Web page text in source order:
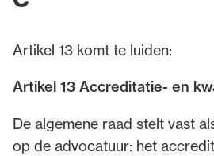
Artikel 13 komt te luiden:
Artikel 13 Accreditatie- en
De algemene raad stelt vast
op de advocatuur: het